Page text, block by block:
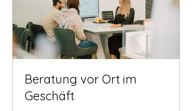
Beratung vor Ort im
Geschäft